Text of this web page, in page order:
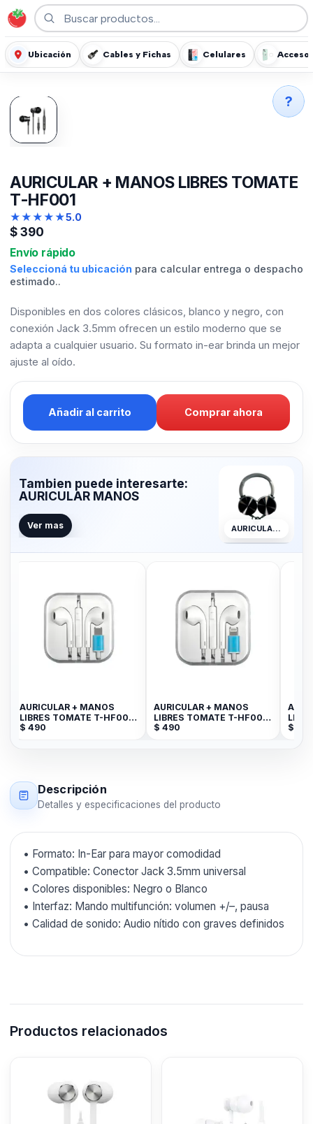
Ubicación Cables y Fichas Celulares
AURICULAR + MANOS LIBRES TOMATE
T-HF001
★★★★★5.0
$390
Envío rápido
Seleccioná tu ubicación para calcular entrega o despacho
estimado..
Disponibles en dos colores clásicos, blanco y negro, con
conexión Jack 3.5mm ofrecen un estilo moderno que se
adapta a cualquier usuario. Su formato in-ear brinda un mejor
ajuste al oído.
Añadir al carrito Comprar ahora
Tambien puede interesarte:
AURICULAR MANOS
Ver mas AURICULAR MANOS
AURICULAR + MANOS
LIBRES TOMATE T-HF006
TYPE-C
$ 490
AURICULAR + MANOS
LIBRES TOMATE T-HF007
FOR LIGHTNING--
$ 490
$
Descripción
Detalles y especificaciones del producto
• Formato: In-Ear para mayor comodidad
• Compatible: Conector Jack 3.5mm universal
• Colores disponibles: Negro o Blanco
• Interfaz: Mando multifunción: volumen +/–, pausa
• Calidad de sonido: Audio nítido con graves definidos
Productos relacionados
?